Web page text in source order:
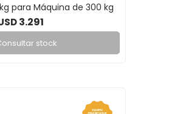
para Máquina de 300 kg
3.291
stock